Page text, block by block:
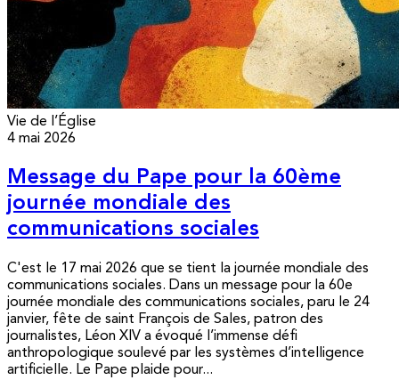
Vie de l’Église
4 mai 2026
Message du Pape pour la 60ème
journée mondiale des
communications sociales
C'est le 17 mai 2026 que se tient la journée mondiale des
communications sociales. Dans un message pour la 60e
journée mondiale des communications sociales, paru le 24
janvier, fête de saint François de Sales, patron des
journalistes, Léon XIV a évoqué l’immense défi
anthropologique soulevé par les systèmes d’intelligence
artificielle. Le Pape plaide pour...